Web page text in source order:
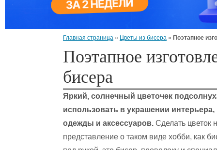
Главная страница » Цветы из бисера » Поэтапное
Поэтапное
бисера
Яркий, солнечный цветочек
использовать в украшении
одежды и аксессуаров. Сделать цветок
представление о таком виде хобби, как